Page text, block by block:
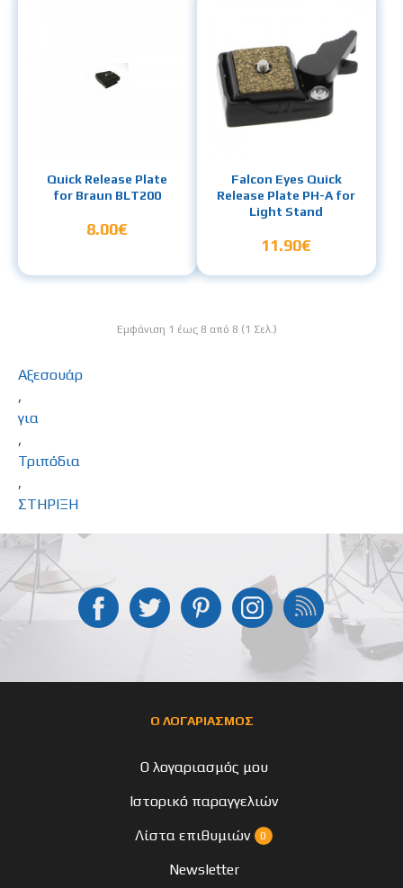
Quick Release Plate
for Braun BLT200
8.00€
Falcon Eyes Quick
Release Plate PH-A for
Light Stand
11.90€
Εμφάνιση 1 έως 8 από 8 (1 Σελ.)
Αξεσουάρ
,
για
,
Τριπόδια
,
ΣΤΗΡΙΞΗ
Ο ΛΟΓΑΡΙΑΣΜΟΣ
Ο λογαριασμός μου
Ιστορικό παραγγελιών
Λίστα επιθυμιών
0
Newsletter